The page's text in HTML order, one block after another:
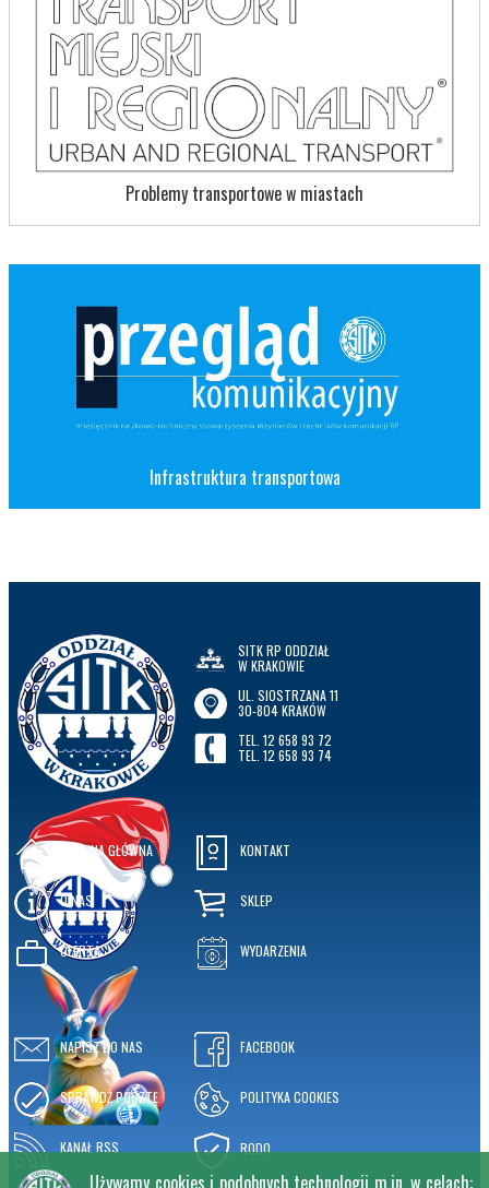
Problemy transportowe w miastach
Infrastruktura transportowa
SITK RP ODDZIAŁ
W KRAKOWIE
UL. SIOSTRZANA 11
30-804 KRAKÓW
TEL. 12 658 93 72
TEL. 12 658 93 74
STRONA GŁÓWNA
O NAS
OFERTA
KONTAKT
SKLEP
WYDARZENIA
NAPISZ DO NAS
SPRAWDŹ POCZTĘ
KANAŁ RSS
FACEBOOK
POLITYKA COOKIES
RODO
Używamy cookies i podobnych technologii m.in. w celach: